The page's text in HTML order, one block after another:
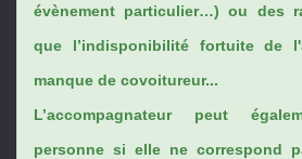
évènement particulier…) ou des
que l’indisponibilité fortuite de
manque de covoitureur...
L’accompagnateur peut
personne si elle ne correspond